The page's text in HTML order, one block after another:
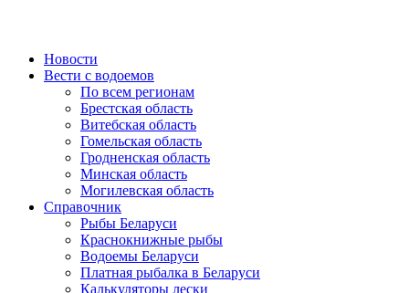
Новости
Вести с водоемов
По всем регионам
Брестская область
Витебская область
Гомельская область
Гродненская область
Минская область
Могилевская область
Справочник
Рыбы Беларуси
Краснокнижные рыбы
Водоемы Беларуси
Платная рыбалка в Беларуси
Калькуляторы лески